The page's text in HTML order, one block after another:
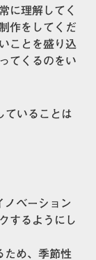
に理解してく
作をしてくだ
ことを盛り込
てくるのをい
ていることは
ノベーション
するようにし
ため、季節性